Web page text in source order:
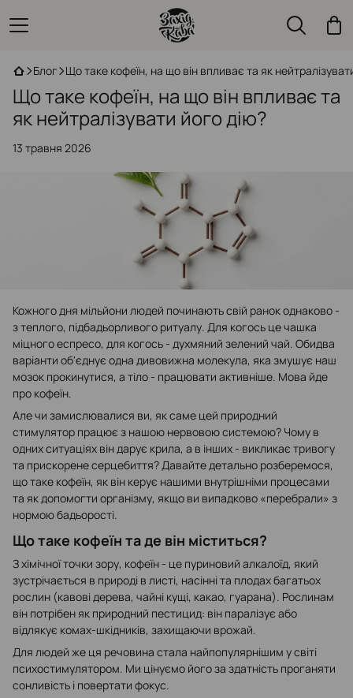
Блог Що таке кофеїн, на що він впливає та як
Що таке кофеїн, на що він впливає та
як нейтралізувати його дію?
13 травня 2026
Кожного дня мільйони людей починають свій ранок однаково -
з теплого, підбадьорливого ритуалу. Для когось це чашка
міцного еспресо, для когось - духмяний зелений чай. Обидва
варіанти об'єднує одна дивовижна молекула, яка змушує наш
мозок прокинутися, а тіло - працювати активніше. Мова йде
про кофеїн.
Але чи замислювалися ви, як саме цей природний
стимулятор працює з нашою нервовою системою? Чому в
одних ситуаціях він дарує крила, а в інших - викликає тривогу
та прискорене серцебиття? Давайте детально розберемося,
що таке кофеїн, як він керує нашими внутрішніми процесами
та як допомогти організму, якщо ви випадково «перебрали» з
нормою бадьорості.
Що таке кофеїн та де він міститься?
З хімічної точки зору, кофеїн - це пуриновий алкалоїд, який
зустрічається в природі в листі, насінні та плодах багатьох
рослин (кавові дерева, чайні кущі, какао, гуарана). Рослинам
він потрібен як природний пестицид: він паралізує або
відлякує комах-шкідників, захищаючи врожай.
Для людей же ця речовина стала найпопулярнішим у світі
психостимулятором. Ми цінуємо його за здатність проганяти
сонливість і повертати фокус.